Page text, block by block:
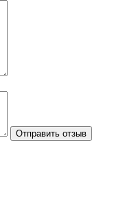
Отправить отзыв